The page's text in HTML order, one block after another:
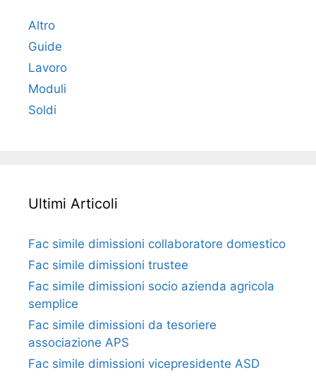
Altro
Guide
Lavoro
Moduli
Soldi
Ultimi Articoli
Fac simile dimissioni collaboratore domestico​​​
Fac simile dimissioni trustee​​​
Fac simile ​dimissioni socio azienda agricola
semplice​​​
Fac simile dimissioni da tesoriere
associazione APS​​
Fac simile dimissioni vicepresidente ASD​​